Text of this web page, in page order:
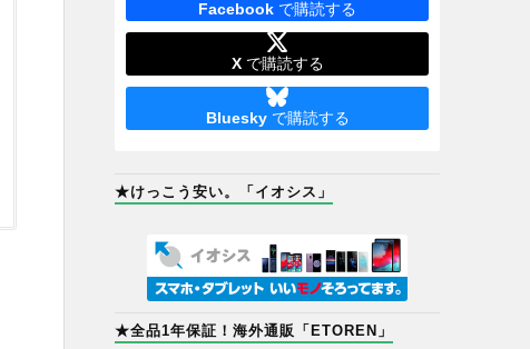
Facebook で購読する
Xで購読する
Blueskyで購読する
★けっこう安い。「イオシス」
★全品1年保証！海外通販「ETOREN」